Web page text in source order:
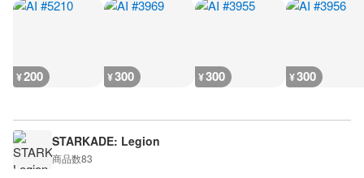
¥200 ¥300 ¥300 ¥300
STARKADE: Legion
商品数83